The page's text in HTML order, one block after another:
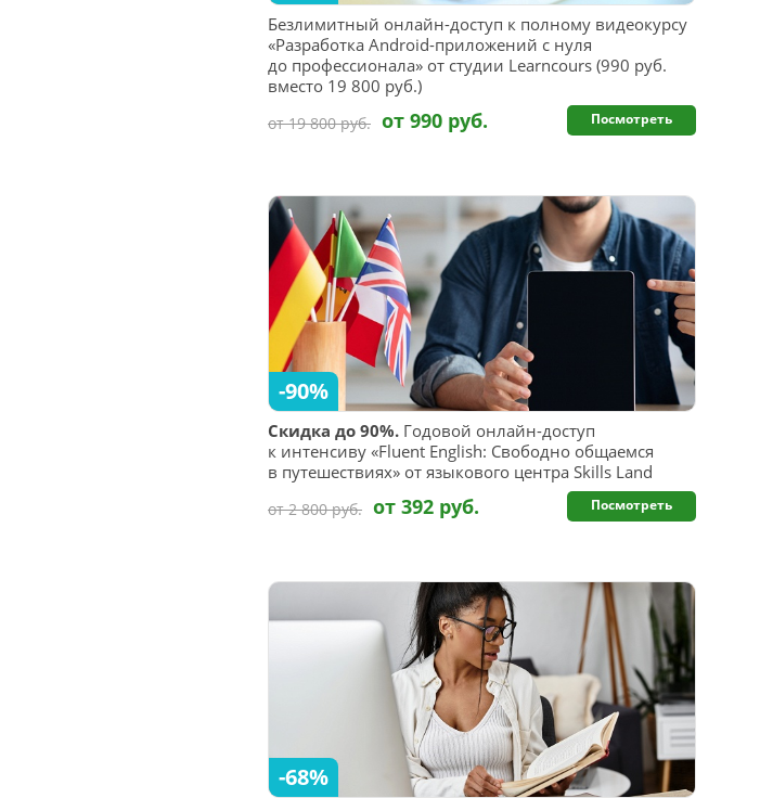
Безлимитный онлайн-доступ к полному видеокурсу
«Разработка Android-приложений с нуля
до профессионала» от студии Learncours (990 руб.
вместо 19 800 руб.)
от 19 800 руб. от 990 руб. Посмотреть
Скидка до 90%. Годовой онлайн-доступ
к интенсиву «Fluent English: Свободно общаемся
в путешествиях» от языкового центра Skills Land
-90%
от 2 800 руб. от 392 руб. Посмотреть
-68%